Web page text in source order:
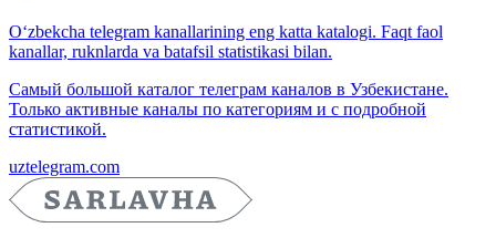
O‘zbekcha telegram kanallarining eng katta katalogi. Faqt faol
kanallar, ruknlarda va batafsil statistikasi bilan.
Самый большой каталог телеграм каналов в Узбекистане.
Только активные каналы по категориям и с подробной
статистикой.
uztelegram.com